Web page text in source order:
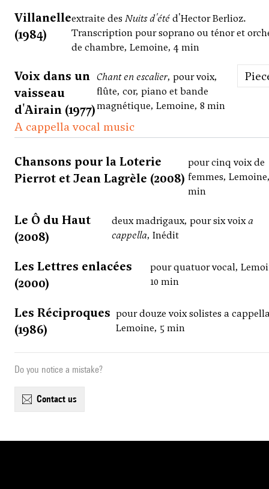
Villanelle
(1984)
extraite des Nuits d'étéd'Hector Berlioz.
Transcription pour soprano ou ténor et
de chambre, Lemoine, 4 min
Voix dans un
vaisseau
d'Airain (1977)
Chant en escalier, pour voix,
flûte, cor, piano et bande
magnétique, Lemoine, 8 min
A cappella vocal music
Chansons pour la Loterie
Pierrot et Jean Lagrèle (2008)
pour cinq voix de
femmes,
min
Le Ô du Haut
(2008)
deux madrigaux, pour six voixa
cappella, Inédit
Les Lettres enlacées
(2000)
pour quatuor vocal,
10 min
Les Réciproques
(1986)
pour douze voix solistes a
Lemoine, 5 min
Do you notice a mistake?
contact us